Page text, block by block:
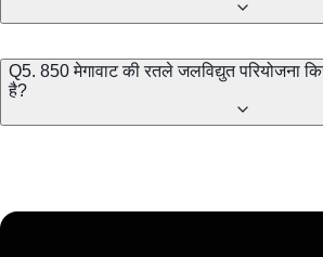
Q5. 850 मेगावाट की रतले जलविद्युत परियोजना
है?